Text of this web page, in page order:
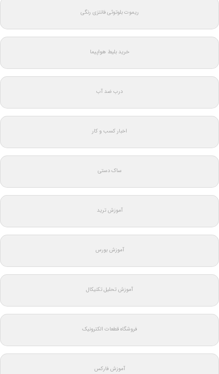
ریموت بلوتوثی فانتزی رنگی
خرید بلیط هواپیما
درب ضد آب
اخبار کسب و کار
ساک دستی
آموزش ترید
آموزش بورس
آموزش تحلیل تکنیکال
فروشگاه قطعات الکترونیک
آموزش فارکس